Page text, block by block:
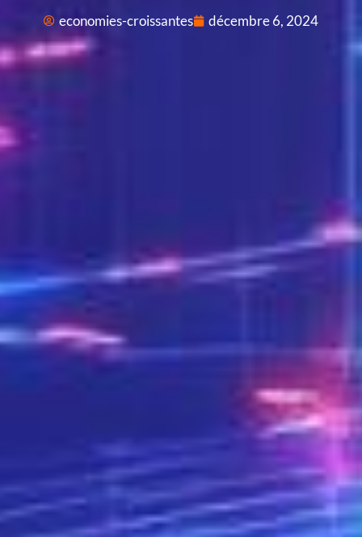
economies-croissantes décembre 6, 2024